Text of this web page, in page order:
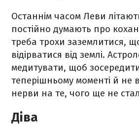
Останнім часом Леви
постійно думають про
треба трохи заземлитися,
відірватися від землі.
медитувати, щоб
теперішньому моменті й не
нерви на те, чого ще не
Діва